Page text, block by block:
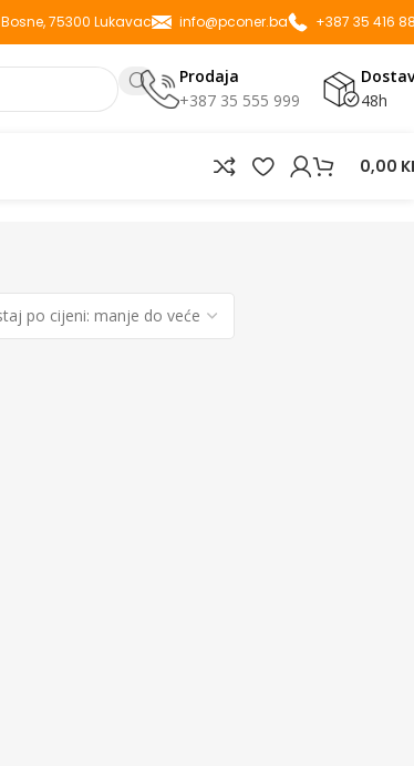
75300 Lukavac info@pconer.ba +387 35 416
Prodaja
+387 35 555 999
48h
0,00